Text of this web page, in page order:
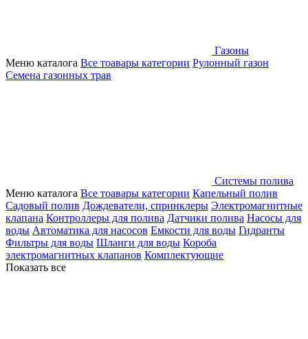
Газоны
Меню каталога Все тоавары категории Рулонный газон
Семена газонных трав
Системы полива
Меню каталога Все тоавары категории Капельный полив
Садовый полив Дождеватели, спринклеры Электромагнитные
клапана Контроллеры для полива Датчики полива Насосы для
воды Автоматика для насосов Емкости для воды Гидранты
Фильтры для воды Шланги для воды Короба
электромагнитных клапанов Комплектующие
Показать все